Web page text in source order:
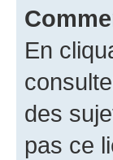
En
des
pas ce